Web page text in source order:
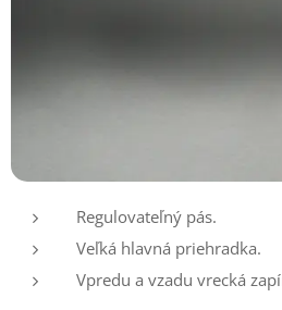
Regulovateľný pás.
Veľká hlavná priehradka.
Vpredu a vzadu vrecká